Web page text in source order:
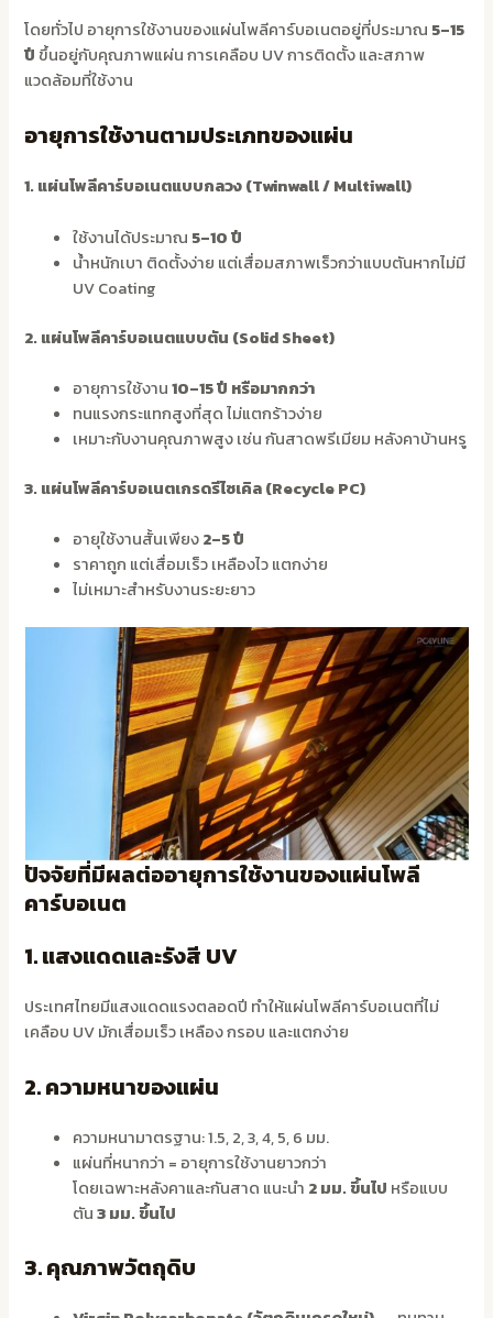
โดยทั่วไป อายุการใช้งานของแผ่นโพลีคาร์บอเนตอยู่ที่ประมาณ 5–15
ปี ขึ้นอยู่กับคุณภาพแผ่น การเคลือบ UV การติดตั้ง และสภาพ
แวดล้อมที่ใช้งาน
อายุการใช้งานตามประเภทของแผ่น
1. แผ่นโพลีคาร์บอเนตแบบกลวง (Twinwall / Multiwall)
ใช้งานได้ประมาณ 5–10 ปี
น้ำหนักเบา ติดตั้งง่าย แต่เสื่อมสภาพเร็วกว่าแบบตันหากไม่มี
UV Coating
2. แผ่นโพลีคาร์บอเนตแบบตัน (Solid Sheet)
อายุการใช้งาน10–15 ปี หรือมากกว่า
ทนแรงกระแทกสูงที่สุด ไม่แตกร้าวง่าย
เหมาะกับงานคุณภาพสูง เช่น กันสาดพรีเมียม หลังคาบ้านหรู
3. แผ่นโพลีคาร์บอเนตเกรดรีไซเคิล (Recycle PC)
อายุใช้งานสั้นเพียง2–5 ปี
ราคาถูก แต่เสื่อมเร็ว เหลืองไว แตกง่าย
ไม่เหมาะสำหรับงานระยะยาว
ปัจจัยที่มีผลต่ออายุการใช้งานของแผ่นโพลี
คาร์บอเนต
1. แสงแดดและรังสี UV
ประเทศไทยมีแสงแดดแรงตลอดปี ทำให้แผ่นโพลีคาร์บอเนตที่ไม่
เคลือบ UV มักเสื่อมเร็ว เหลือง กรอบ และแตกง่าย
2. ความหนาของแผ่น
ความหนามาตรฐาน: 1.5, 2, 3, 4, 5, 6 มม.
แผ่นที่หนากว่า = อายุการใช้งานยาวกว่า
โดยเฉพาะหลังคาและกันสาด แนะนำ 2 มม. ขึ้นไป หรือแบบ
ตัน3 มม. ขึ้นไป
3. คุณภาพวัตถุดิบ